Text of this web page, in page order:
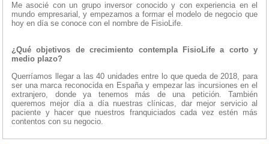
Me asocié con un grupo inversor conocido y con experiencia en el
mundo empresarial, y empezamos a formar el modelo de negocio que
hoy en día se conoce con el nombre de FisioLife.
¿Qué objetivos de crecimiento contempla FisioLife a corto y
medio plazo?
Querríamos llegar a las 40 unidades entre lo que queda de 2018, para
ser una marca reconocida en España y empezar las incursiones en el
extranjero, donde ya tenemos más de una petición. También
queremos mejor día a día nuestras clínicas, dar mejor servicio al
paciente y hacer que nuestros franquiciados cada vez estén más
contentos con su negocio.